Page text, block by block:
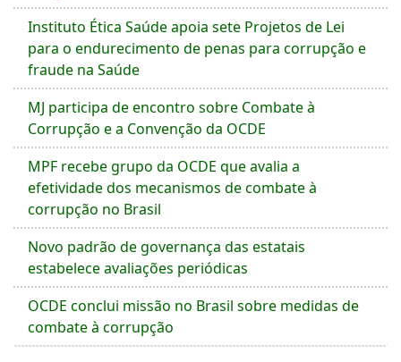
Instituto Ética Saúde apoia sete Projetos de Lei
para o endurecimento de penas para corrupção e
fraude na Saúde
MJ participa de encontro sobre Combate à
Corrupção e a Convenção da OCDE
MPF recebe grupo da OCDE que avalia a
efetividade dos mecanismos de combate à
corrupção no Brasil
Novo padrão de governança das estatais
estabelece avaliações periódicas
OCDE conclui missão no Brasil sobre medidas de
combate à corrupção